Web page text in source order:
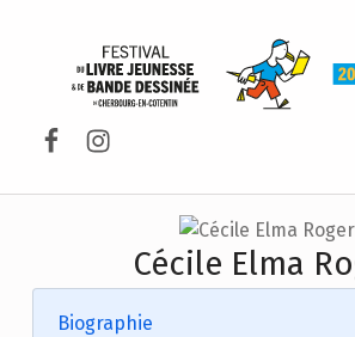
Facebook
Instagram
Cécile Elma
Biographie